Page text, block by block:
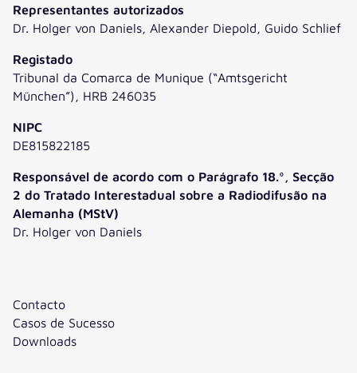
Representantes autorizados
Dr. Holger von Daniels, Alexander Diepold, Guido Schlief
Registado
Tribunal da Comarca de Munique (“Amtsgericht
München”), HRB 246035
NIPC
DE815822185
Responsável de acordo com o Parágrafo 18.º, Secção
2 do Tratado Interestadual sobre a Radiodifusão na
Alemanha (MStV)
Dr. Holger von Daniels
Contacto
Casos de Sucesso
Downloads